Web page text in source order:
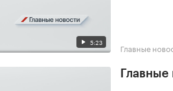
5:23 Главные